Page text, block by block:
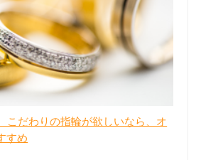
こだわりの指輪が欲しいなら、オ
すめ